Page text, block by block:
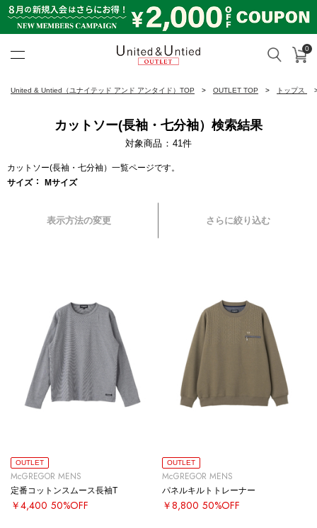
検索 カ
0
United & Untied（ユナイテッド アンド アンタイド）TOP OUTLET TOP トップス
カットソー(長袖・七分袖）検索結果
対象商品 41 件
カットソー(長袖・七分袖）一覧ページです。
サイズ
Mサイズ
表示方法の変更 さらに絞り込む
OUTLET
McGREGOR MENS
定番コットンスムース長袖T
￥4,400 50%OFF
OUTLET
McGREGOR MENS
パネルキルトトレーナー
￥8,800 50%OFF